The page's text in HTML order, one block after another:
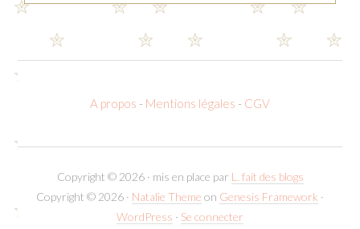
A propos - Mentions légales - CGV
Copyright © 2026 · mis en place par L. fait des blogs
Copyright © 2026 · Natalie Theme on Genesis Framework ·
WordPress · Se connecter